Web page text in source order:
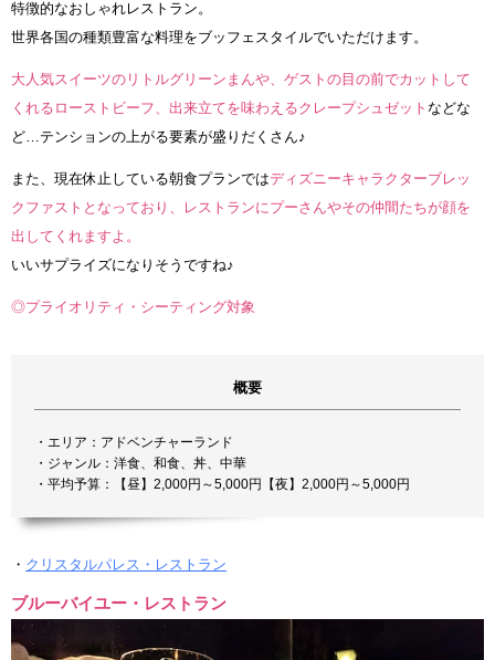
特徴的なおしゃれレストラン。
世界各国の種類豊富な料理をブッフェスタイルでいただけます。
大人気スイーツのリトルグリーンまんや、ゲストの目の前でカットして
くれるローストビーフ、出来立てを味わえるクレープシュゼット などな
ど…テンションの上がる要素が盛りだくさん♪
また、現在休止している朝食プランではディズニーキャラクターブレッ
クファストとなっており、レストランにプーさんやその仲間たちが顔を
出してくれますよ。
いいサプライズになりそうですね♪
◎プライオリティ・シーティング対象
概要
・エリア：アドベンチャーランド
・ジャンル：洋食、和食、丼、中華
・平均予算：【昼】2,000円～5,000円【夜】2,000円～5,000円
・ クリスタルパレス・レストラン
ブルーバイユー・レストラン